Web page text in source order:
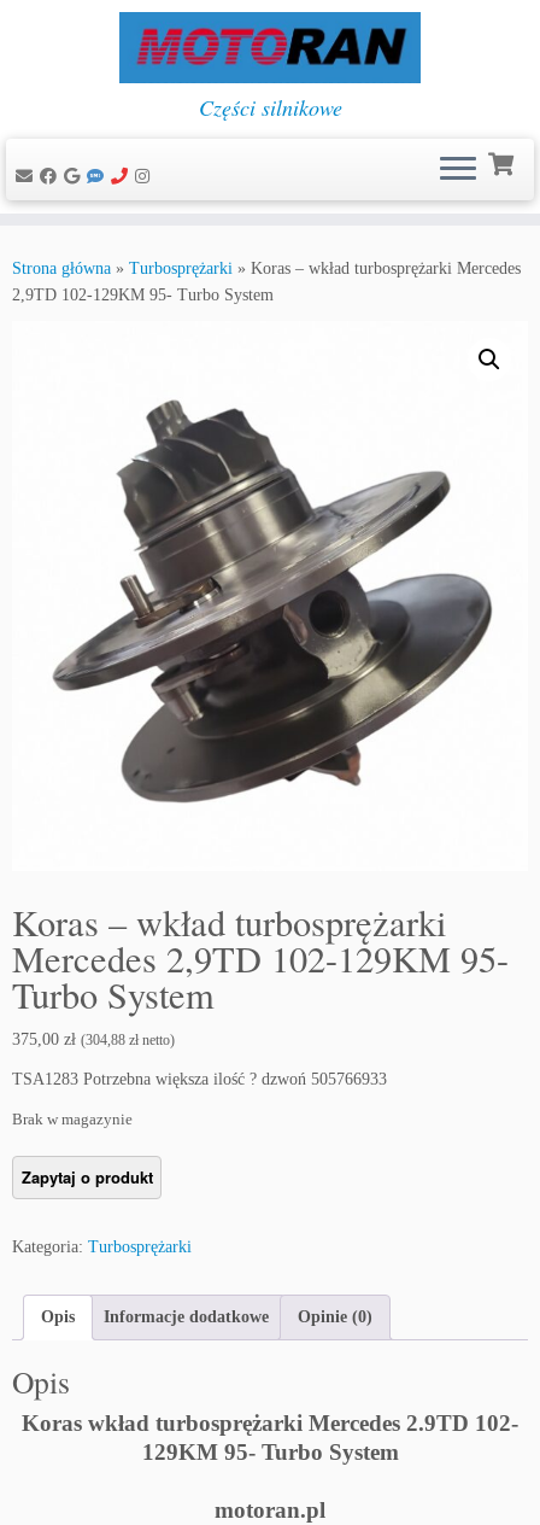
do
treści
Części silnikowe
Strona główna » Turbosprężarki » Koras – wkład turbosprężarki Mercedes
2,9TD 102-129KM 95- Turbo System
Koras – wkład turbosprężarki
Mercedes 2,9TD 102-129KM 95-
Turbo System
375,00 zł (304,88 zł netto)
TSA1283 Potrzebna większa ilość ? dzwoń 505766933
Brak w magazynie
Kategoria: Turbosprężarki
Opis Informacje dodatkowe Opinie (0)
Opis
Koras wkład turbosprężarki Mercedes 2.9TD 102-
129KM 95- Turbo System
motoran.pl